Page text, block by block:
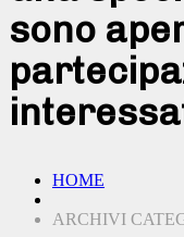
sono
HOME
ARCHIVI